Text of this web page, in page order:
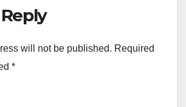
will not be published. Required
*